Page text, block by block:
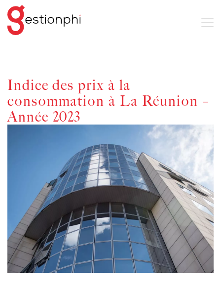
Indice des prix à la
consommation à La Réunion –
Année 2023